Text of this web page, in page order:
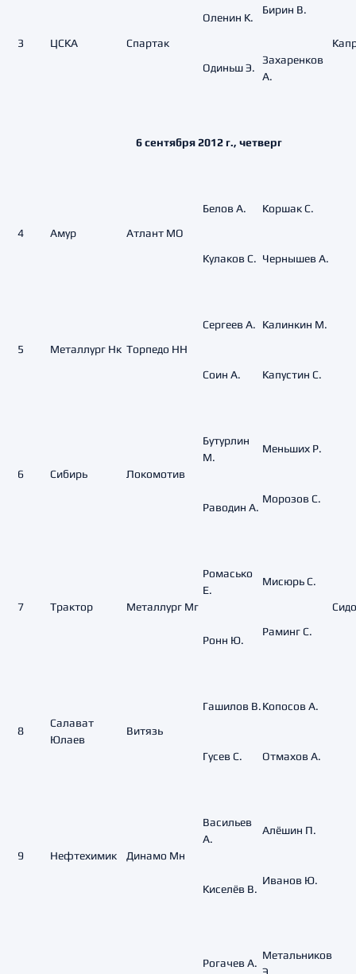
3 ЦСКА Спартак
Оленин К.
Одиньш Э.
Бирин В.
Захаренков
А.
6 сентября 2012 г., четверг
4 Амур Атлант МО
Белов А.
Кулаков С.
Коршак С.
Чернышев А.
5 Металлург Нк Торпедо НН
Сергеев А.
Соин А.
Калинкин М.
Капустин С.
6 Сибирь Локомотив
Бутурлин
М.
Раводин А.
Меньших Р.
Морозов С.
7 Трактор Металлург Мг
Ромасько
Е.
Ронн Ю.
Мисюрь С.
Раминг С.
8
Салават
Юлаев
Витязь
Гашилов В.
Гусев С.
Копосов А.
Отмахов А.
9 Нефтехимик Динамо Мн
Васильев
А.
Киселёв В.
Алёшин П.
Иванов Ю.
Рогачев А.
Метальников